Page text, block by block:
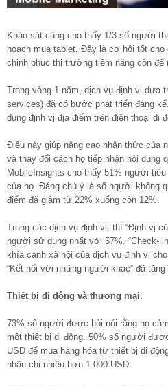
Khảo sát cũng cho thấy 1/3 số người
hoạch mua tablet. Đây là cơ hội tốt
chinh phục thị trường tiềm năng còn để
Trong vòng 1 năm, dịch vụ định vị dựa
services) đã có bước phát triển đáng
dụng định vị địa điểm trên điện thoại di
Điều này giúp nâng cao nhận thức của
và thay đổi cách họ tiếp nhận nội dung
MobileInsights cho thấy 51% người
của họ. Đáng chú ý là số người không
điểm đã giảm từ 22% xuống còn 12%.
Trong các dịch vụ định vị, thì “Định vị
người sử dụng nhất với 57%. “Check-
khía cạnh xã hội của dịch vụ định vị
“Kết nối với những người khác” đã
Thiết bị di động và thương mại.
73% số người được hỏi nói rằng họ
một thiết bị di động. 50% số người
USD để mua hàng hóa từ thiết bị di
nhận chi nhiều hơn 1.000 USD.